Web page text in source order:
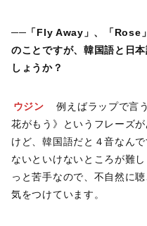
──「Fly Away」、「Rose
のことですが、韓国語と日
しょうか？
ウジン
例えばラップで言
花がもう》というフレーズ
けど、韓国語だと４音なん
ないといけないところが難
っと苦手なので、不自然に
気をつけています。